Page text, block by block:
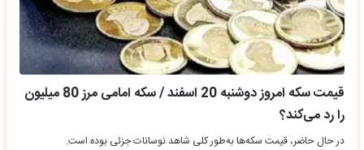
قیمت سکه امروز دوشنبه 20 اسفند / سکه امامی مرز 80 میلیون
را رد می‌کند؟
در حال حاضر، قیمت سکه‌ها به‌طور کلی شاهد نوسانات جزئی بوده است.